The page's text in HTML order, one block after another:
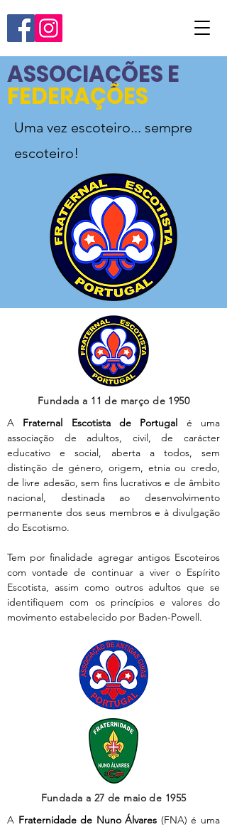
ASSOCIAÇÕES E
FEDERAÇÕES
Uma vez escoteiro... sempre
escoteiro!
Fundada a 11 de março de 1950
A Fraternal Escotista de Portugal é uma
associação de adultos, civil, de carácter
educativo e social, aberta a todos, sem
distinção de género, origem, etnia ou credo,
de livre adesão, sem fins lucrativos e de âmbito
nacional, destinada ao desenvolvimento
permanente dos seus membros e à divulgação
do Escotismo.
Tem por finalidade agregar antigos Escoteiros
com vontade de continuar a viver o Espírito
Escotista, assim como outros adultos que se
identifiquem com os princípios e valores do
movimento estabelecido por Baden-Powell.
Fundada a 27 de maio de 1955
A Fraternidade de Nuno Álvares (FNA) é uma